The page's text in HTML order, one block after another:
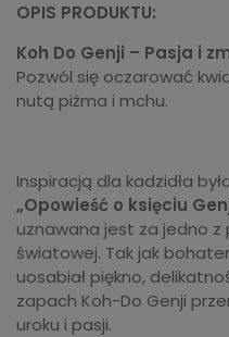
OPIS PRODUKTU:
Koh Do Genji – Pasja i
Pozwól się oczarować
nutą piżma i mchu.
Inspiracją dla kadzidła
„Opowieść o księciu
uznawana jest za jedno z
światowej. Tak jak
uosabiał piękno,
zapach Koh-Do Genji
uroku i pasji.